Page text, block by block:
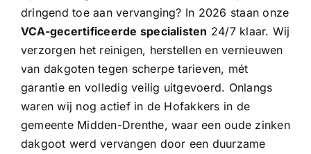
dringend toe aan vervanging? In 2026 staan onze
VCA-gecertificeerde specialisten 24/7 klaar. Wij
verzorgen het reinigen, herstellen en vernieuwen
van dakgoten tegen scherpe tarieven, mét
garantie en volledig veilig uitgevoerd. Onlangs
waren wij nog actief in de Hofakkers in de
gemeente Midden-Drenthe, waar een oude zinken
dakgoot werd vervangen door een duurzame